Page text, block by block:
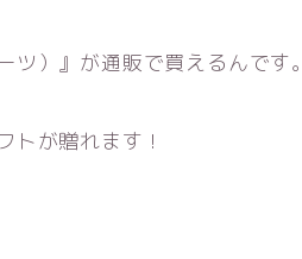
ツ） 』が通販で買えるんです
トが贈れます！